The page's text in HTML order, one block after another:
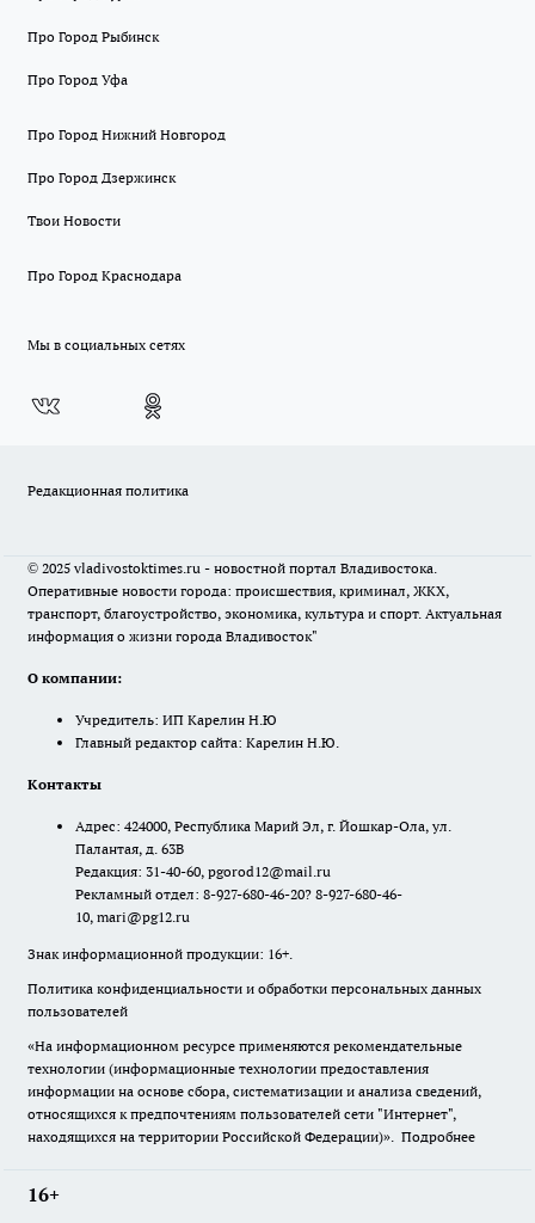
Про Город Рыбинск
Про Город Уфа
Про Город Нижний Новгород
Про Город Дзержинск
Твои Новости
Про Город Краснодара
Мы в социальных сетях
Редакционная политика
© 2025 vladivostoktimes.ru - новостной портал Владивостока.
Оперативные новости города: происшествия, криминал, ЖКХ,
транспорт, благоустройство, экономика, культура и спорт. Актуальная
информация о жизни города Владивосток"
О компании:
Учредитель: ИП Карелин Н.Ю
Главный редактор сайта: Карелин Н.Ю.
Контакты
Адрес: 424000, Республика Марий Эл, г. Йошкар-Ола, ул.
Палантая, д. 63В
Редакция: 31-40-60, pgorod12@mail.ru
Рекламный отдел: 8-927-680-46-20? 8-927-680-46-
10, mari@pg12.ru
Знак информационной продукции: 16+.
Политика конфиденциальности и обработки персональных данных
пользователей
«На информационном ресурсе применяются рекомендательные
технологии (информационные технологии предоставления
информации на основе сбора, систематизации и анализа сведений,
относящихся к предпочтениям пользователей сети "Интернет",
находящихся на территории Российской Федерации)». Подробнее
16+